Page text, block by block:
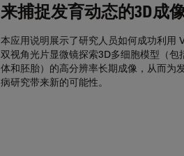
来捕捉发育动态的3D成
本应用说明展示了研究人员如何成功利用
双视角光片显微镜探索3D多细胞模型（包
体和胚胎）的高分辨率长期成像，从而为
病研究带来新的可能性。